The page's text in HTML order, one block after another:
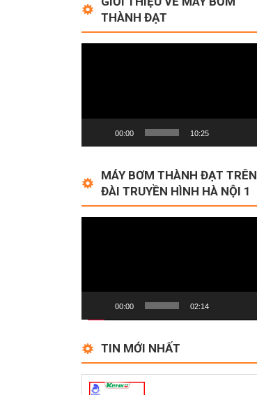
THÀNH ĐẠT
00:00 10:25
MÁY BƠM THÀNH ĐẠT TRÊN
ĐÀI TRUYỀN HÌNH HÀ NỘI 1
00:00 02:14
TIN MỚI NHẤT